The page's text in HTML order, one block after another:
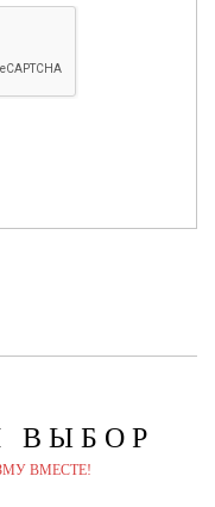
ВЫБОР
ВМЕСТЕ!